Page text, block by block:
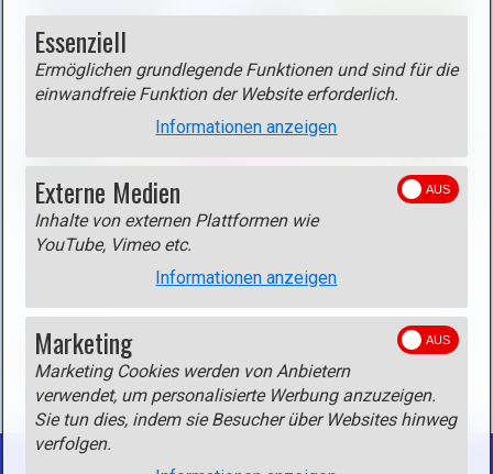
e
(
o
e
m
a
e
i
n
Karte und GPS-Track auf dem Geoportail
Geoportail
ZURÜCK
Essenziell
Ermöglichen grundlegende Funktionen und sind für die
einwandfreie Funktion der Website erforderlich.
Informationen anzeigen
Externe Medien
Inhalte von externen Plattformen wie
YouTube, Vimeo etc.
Informationen anzeigen
Marketing
Marketing Cookies werden von Anbietern
verwendet, um personalisierte Werbung anzuzeigen.
Sie tun dies, indem sie Besucher über Websites hinweg
verfolgen.